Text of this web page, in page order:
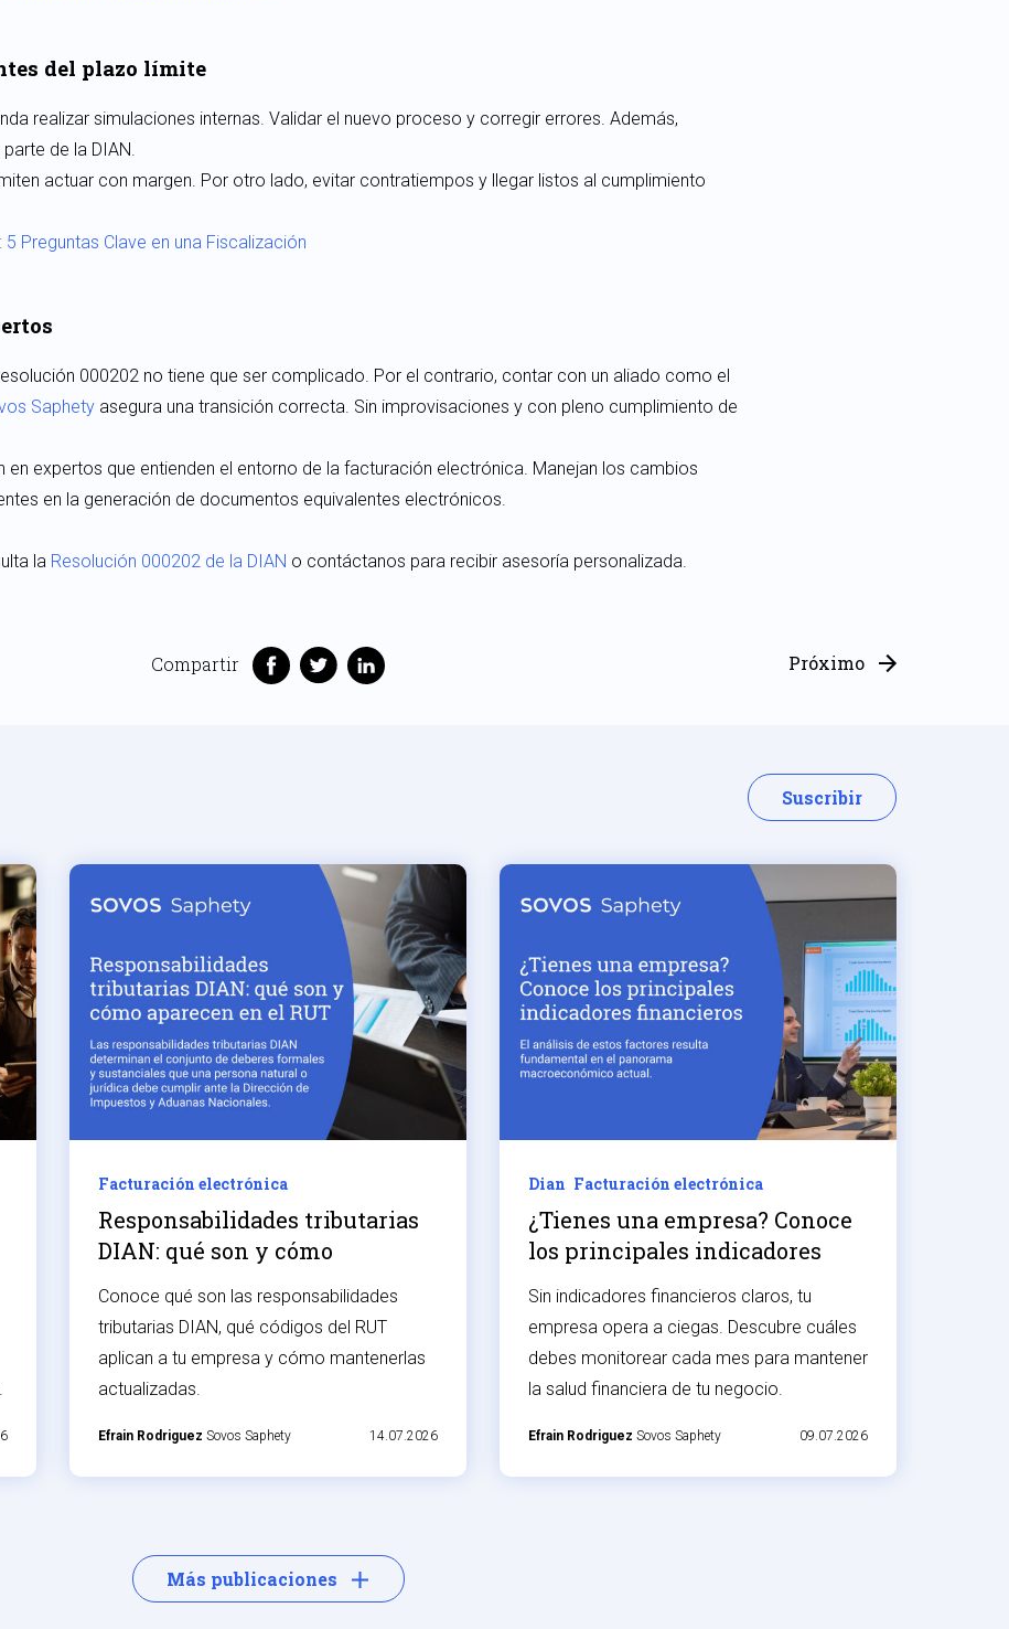
del plazo límite
realizar simulaciones internas. Validar el nuevo proceso y corregir errores. Además,
de la DIAN.
actuar con margen. Por otro lado, evitar contratiempos y llegar listos al cumplimiento
Preguntas Clave en una Fiscalización
000202 no tiene que ser complicado. Por el contrario, contar con un aliado como el
Saphety asegura una transición correcta. Sin improvisaciones y con pleno cumplimiento de
en expertos que entienden el entorno de la facturación electrónica. Manejan los cambios
en la generación de documentos equivalentes electrónicos.
la Resolución 000202 de la DIAN o contáctanos para recibir asesoría personalizada.
Compartir Próximo
Suscribir
Facturación electrónica
Responsabilidades tributarias
DIAN: qué son y cómo
Conoce qué son las responsabilidades
tributarias DIAN, qué códigos del RUT
aplican a tu empresa y cómo mantenerlas
actualizadas.
Efrain Rodriguez Sovos Saphety 14.07.2026
Dian Facturación electrónica
¿Tienes una empresa? Conoce
los principales indicadores
Sin indicadores financieros claros, tu
empresa opera a ciegas. Descubre cuáles
debes monitorear cada mes para mantener
la salud financiera de tu negocio.
Efrain Rodriguez Sovos Saphety 09.07.2026
Más publicaciones